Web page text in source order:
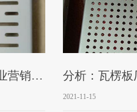
营销创
分析：瓦楞板
2021-11-15